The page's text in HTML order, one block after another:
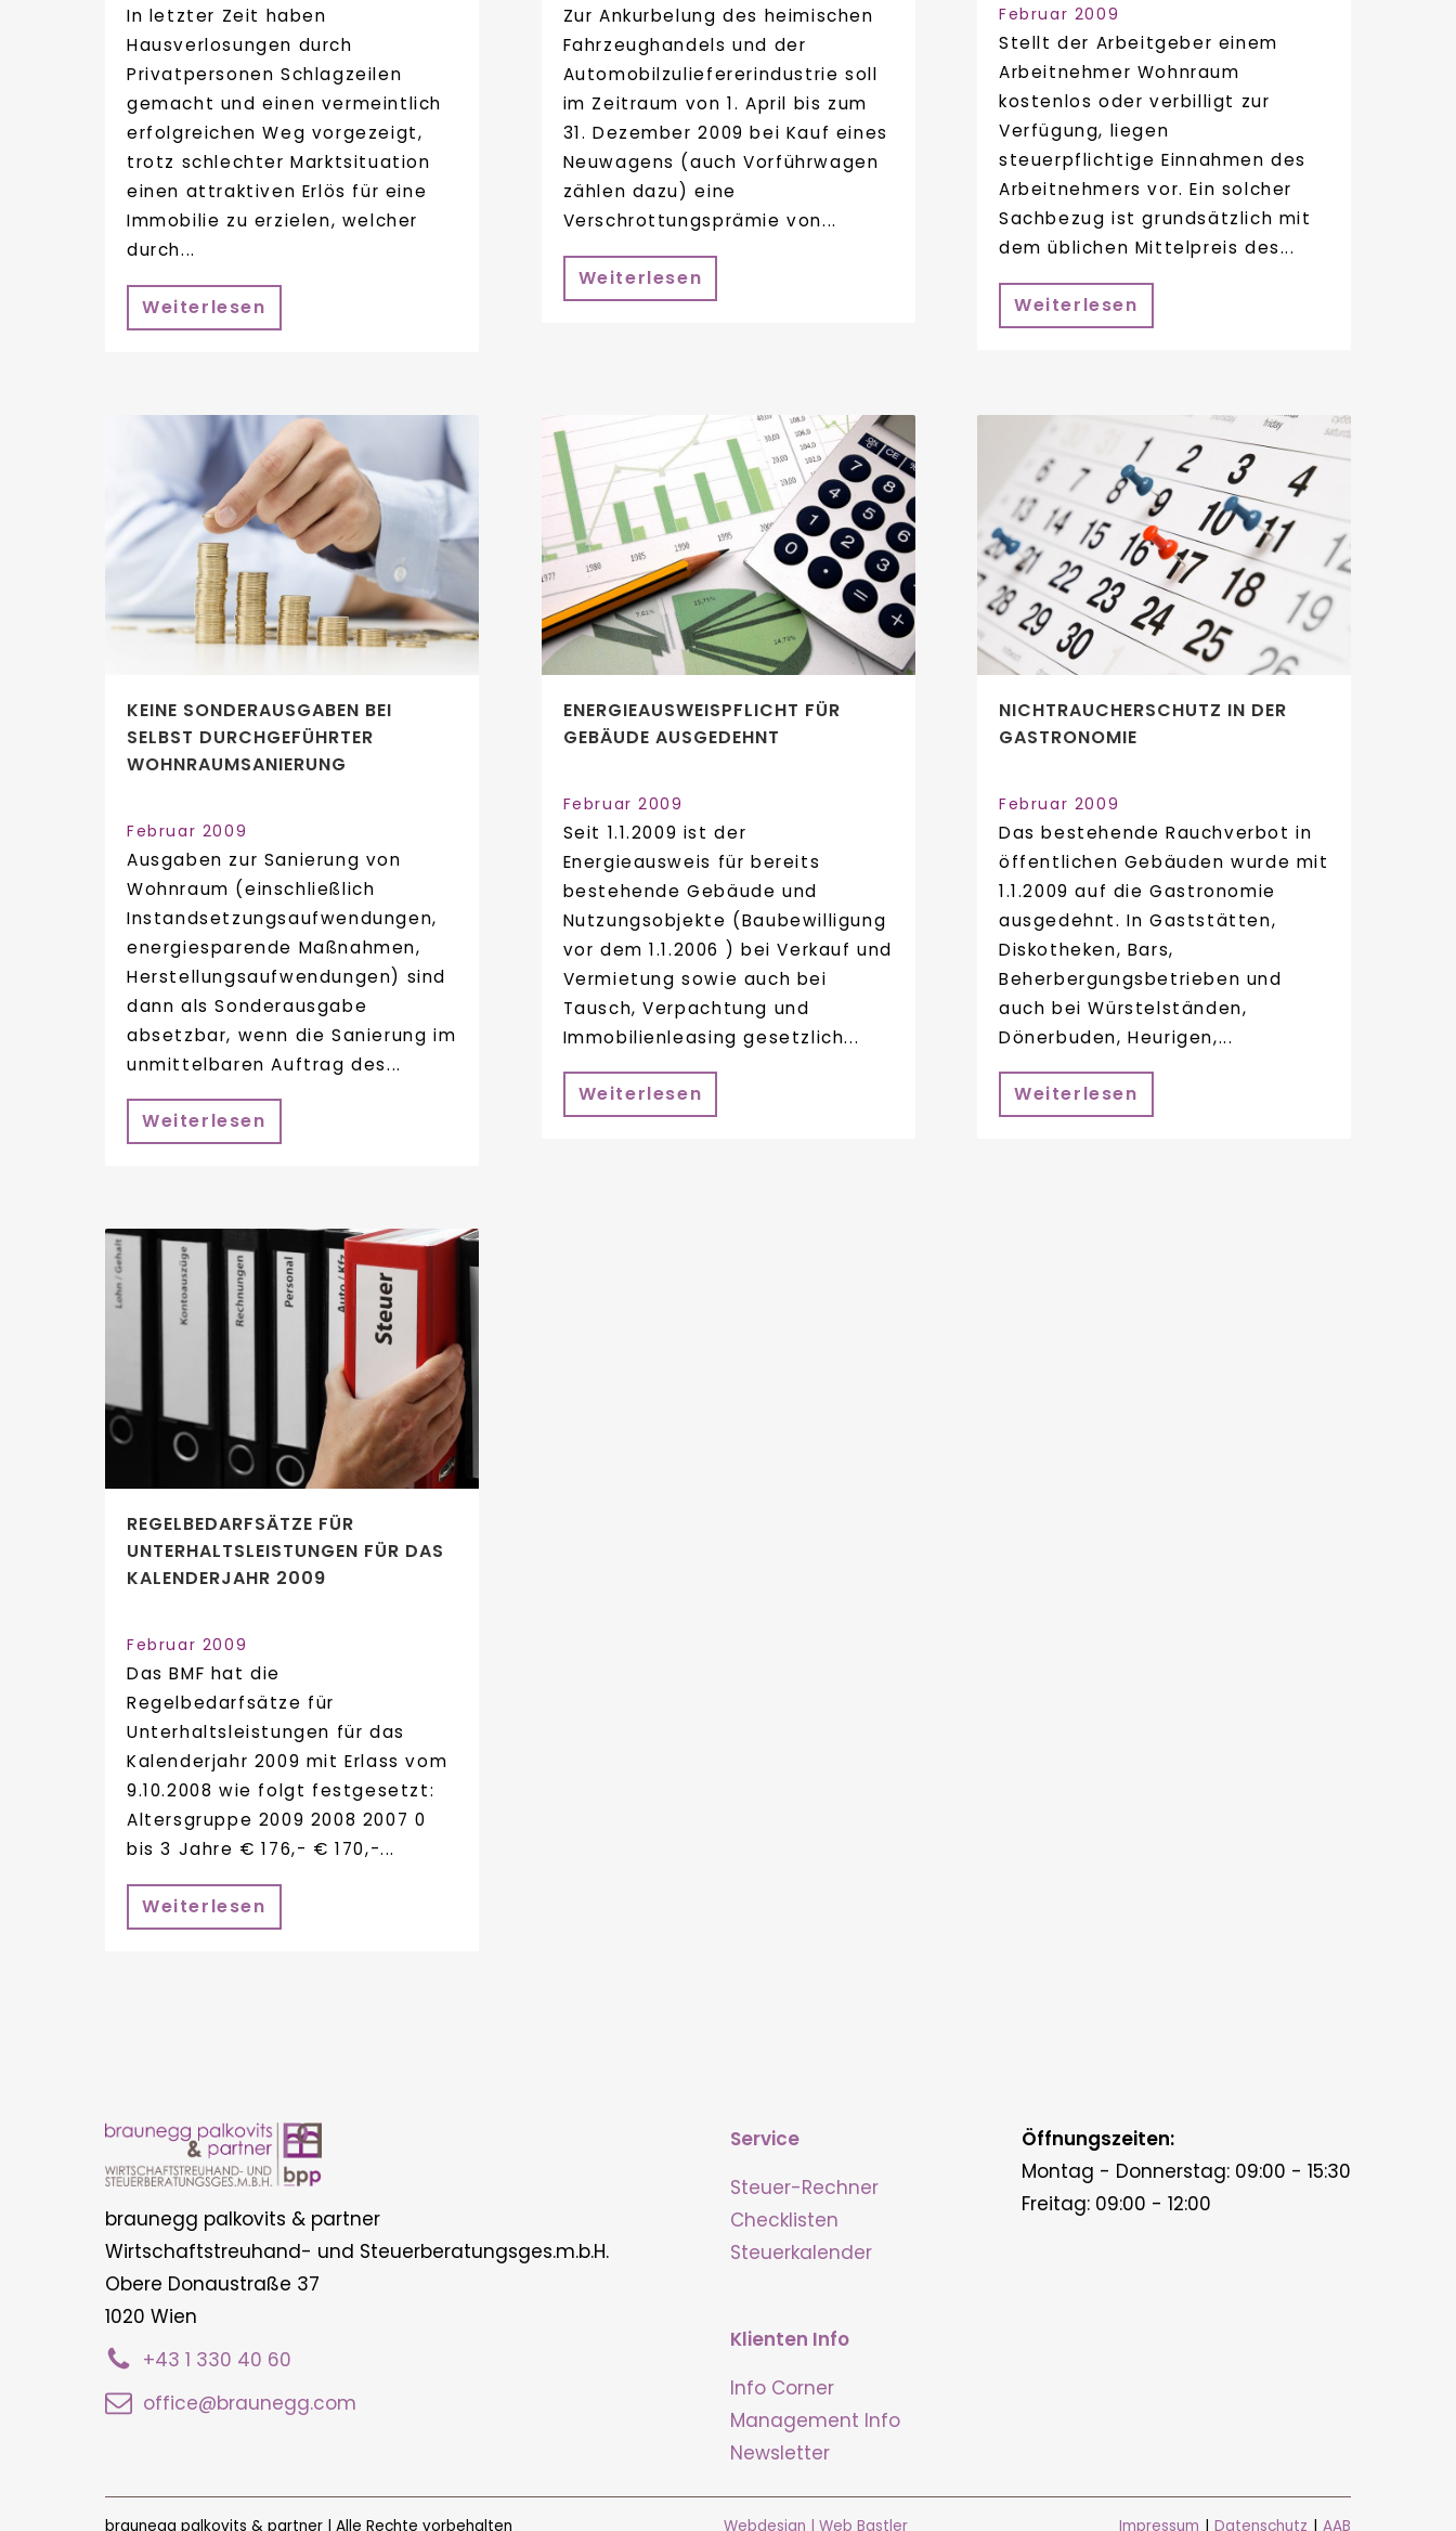
In letzter Zeit haben
Hausverlosungen durch
Privatpersonen Schlagzeilen
gemacht und einen vermeintlich
erfolgreichen Weg vorgezeigt,
trotz schlechter Marktsituation
einen attraktiven Erlös für eine
Immobilie zu erzielen, welcher
durch...
Weiterlesen
Zur Ankurbelung des heimischen
Fahrzeughandels und der
Automobilzuliefererindustrie soll
im Zeitraum von 1. April bis zum
31. Dezember 2009 bei Kauf eines
Neuwagens (auch Vorführwagen
zählen dazu) eine
Verschrottungsprämie von...
Weiterlesen
Februar 2009
Stellt der Arbeitgeber einem
Arbeitnehmer Wohnraum
kostenlos oder verbilligt zur
Verfügung, liegen
steuerpflichtige Einnahmen des
Arbeitnehmers vor. Ein solcher
Sachbezug ist grundsätzlich mit
dem üblichen Mittelpreis des...
Weiterlesen
KEINE SONDERAUSGABEN BEI
SELBST DURCHGEFÜHRTER
WOHNRAUMSANIERUNG
Februar 2009
Ausgaben zur Sanierung von
Wohnraum (einschließlich
Instandsetzungsaufwendungen,
energiesparende Maßnahmen,
Herstellungsaufwendungen) sind
dann als Sonderausgabe
absetzbar, wenn die Sanierung im
unmittelbaren Auftrag des...
Weiterlesen
ENERGIEAUSWEISPFLICHT FÜR
GEBÄUDE AUSGEDEHNT
Februar 2009
Seit 1.1.2009 ist der
Energieausweis für bereits
bestehende Gebäude und
Nutzungsobjekte (Baubewilligung
vor dem 1.1.2006 ) bei Verkauf und
Vermietung sowie auch bei
Tausch, Verpachtung und
Immobilienleasing gesetzlich...
Weiterlesen
NICHTRAUCHERSCHUTZ IN DER
GASTRONOMIE
Februar 2009
Das bestehende Rauchverbot in
öffentlichen Gebäuden wurde mit
1.1.2009 auf die Gastronomie
ausgedehnt. In Gaststätten,
Diskotheken, Bars,
Beherbergungsbetrieben und
auch bei Würstelständen,
Dönerbuden, Heurigen,...
Weiterlesen
REGELBEDARFSÄTZE FÜR
UNTERHALTSLEISTUNGEN FÜR DAS
KALENDERJAHR 2009
Februar 2009
Das BMF hat die
Regelbedarfsätze für
Unterhaltsleistungen für das
Kalenderjahr 2009 mit Erlass vom
9.10.2008 wie folgt festgesetzt:
Altersgruppe 2009 2008 2007 0
bis 3 Jahre € 176,- € 170,-...
Weiterlesen
braunegg palkovits & partner
Wirtschaftstreuhand- und Steuerberatungsges.m.b.H.
Obere Donaustraße 37
1020 Wien
+43 1 330 40 60
office@braunegg.com
Service
Steuer-Rechner
Checklisten
Steuerkalender
Klienten Info
Info Corner
Management Info
Newsletter
Öffnungszeiten:
Montag - Donnerstag: 09:00 - 15:30
Freitag: 09:00 - 12:00
braunegg palkovits & partner | Alle Rechte vorbehalten Webdesign | Web Bastler Impressum | Datenschutz | AAB